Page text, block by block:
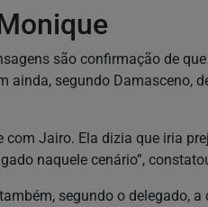
são confirmação de
ainda, segundo Damasceno,
com Jairo. Ela dizia que iria
naquele cenário”,
segundo o delegado,